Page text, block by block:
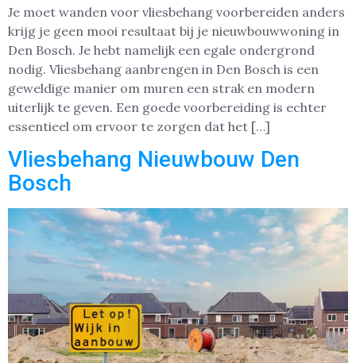
Je moet wanden voor vliesbehang voorbereiden anders
krijg je geen mooi resultaat bij je nieuwbouwwoning in
Den Bosch. Je hebt namelijk een egale ondergrond
nodig. Vliesbehang aanbrengen in Den Bosch is een
geweldige manier om muren een strak en modern
uiterlijk te geven. Een goede voorbereiding is echter
essentieel om ervoor te zorgen dat het […]
Vliesbehang Nieuwbouw Den
Bosch